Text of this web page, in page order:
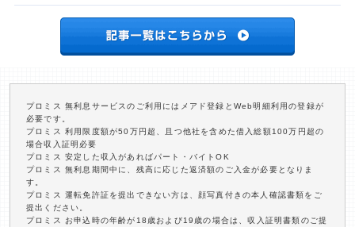
プロミス 無利息サービスのご利用にはメアド登録とWeb明細利用の登録が
必要です。
プロミス 利用限度額が50万円超、且つ他社を含めた借入総額100万円超の
場合収入証明必要
プロミス 安定した収入があればパート・バイトOK
プロミス 無利息期間中に、残高に応じた返済額のご入金が必要となりま
す。
プロミス 運転免許証を提出できない方は、顔写真付きの本人確認書類をご
提出ください。
プロミス お申込時の年齢が18歳および19歳の場合は、収入証明書類のご提